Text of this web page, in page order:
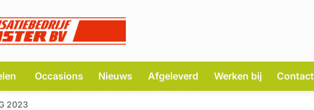
Occasions Nieuws Afgeleverd Werken bij Contact
2023